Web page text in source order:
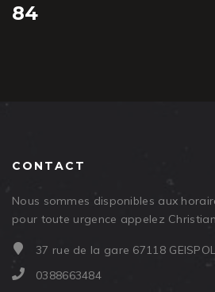
84
CONTACT
Nous sommes disponibles aux
pour toute urgence appelez
37 rue de la gare 67118
0388663484